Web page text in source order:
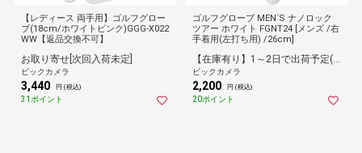
【レディース 両手用】ゴルフグロー
ブ(18cm/ホワイトピンク)GGG-X022
WW【返品交換不可】
お取り寄せ[次回入荷未定]
ビックカメラ
3,440 円 (税込)
31ポイント
ゴルフグローブ MEN´S ナノロック
ツアー ホワイト FGNT24 [メンズ /右
手着用(左打ち用) /26cm]
【在庫有り】1～2日で出荷予定(日付指定可)
ビックカメラ
2,200 円 (税込)
20ポイント